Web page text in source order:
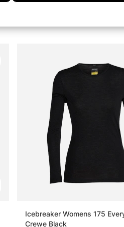
Icebreaker Womens 175
Crewe Black